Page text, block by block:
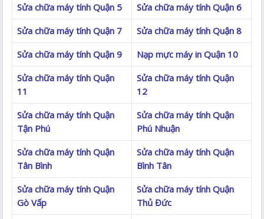
Sửa chữa máy tính Quận 5
Sửa chữa máy tính Quận 6
Sửa chữa máy tính Quận 7
Sửa chữa máy tính Quận 8
Sửa chữa máy tính Quận 9
Nạp mực máy in Quận 10
Sửa chữa máy tính Quận
11
Sửa chữa máy tính Quận
12
Sửa chữa máy tính Quận
Tận Phú
Sửa chữa máy tính Quận
Phú Nhuận
Sửa chữa máy tính Quận
Tân Bình
Sửa chữa máy tính Quận
Bình Tân
Sửa chữa máy tính Quận
Gò Vấp
Sửa chữa máy tính Quận
Thủ Đức